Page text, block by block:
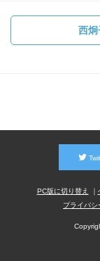
西炯
PC版に切り替え
プライバシ